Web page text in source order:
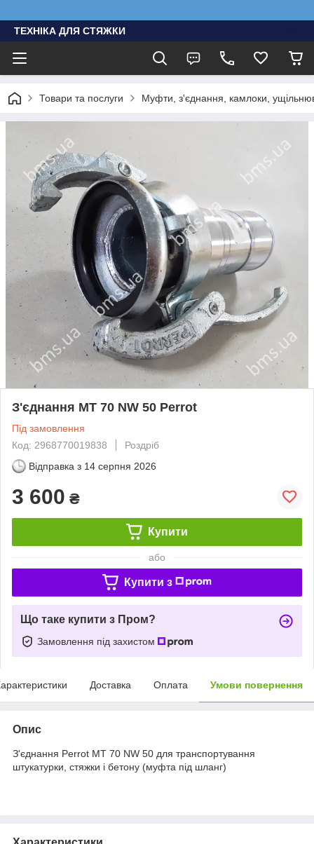
ТЕХНІКА ДЛЯ СТЯЖКИ
Товари та послуги Муфти, з'єднання, камлоки,
З'єднання MT 70 NW 50 Perrot
Під замовлення
Код: 2968770019838
Роздріб
Відправка з 14 серпня 2026
3 600 ₴
Купити
або
Купити з
Що таке купити з Пром?
Замовлення під захистом
Доставка Оплата Умови повернення
Опис
З'єднання Perrot МТ 70 NW 50 для транспортування
штукатурки, стяжки і бетону (муфта під шланг)